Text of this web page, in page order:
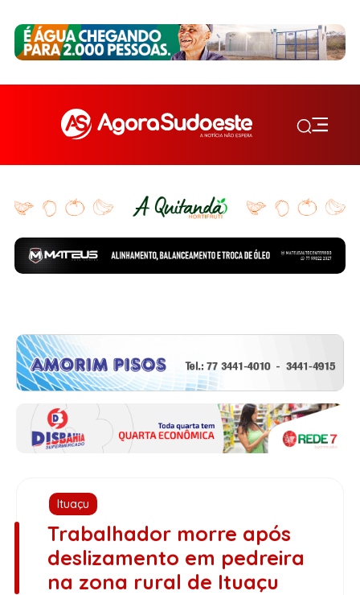
Ituaçu
Trabalhador morre após
deslizamento em pedreira
na zona rural de Ituaçu